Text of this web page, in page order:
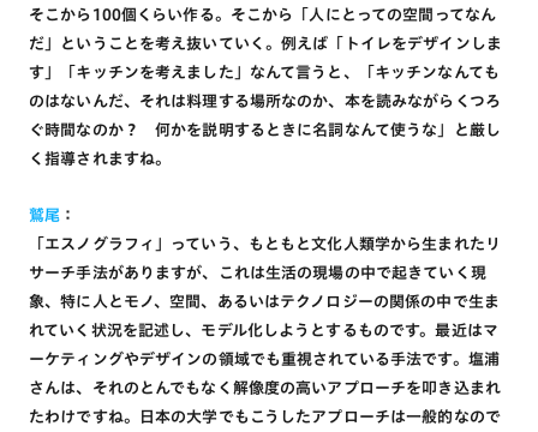
そこから100個くらい作る。そこから「人にとっての空間ってなん
だ」ということを考え抜いていく。例えば「トイレをデザインしま
す」「キッチンを考えました」なんて言うと、「キッチンなんても
のはないんだ、それは料理する場所なのか、本を読みながらくつろ
ぐ時間なのか？ 何かを説明するときに名詞なんて使うな」と厳し
く指導されますね。
鷲尾 ：
「エスノグラフィ」っていう、もともと文化人類学から生まれたリ
サーチ手法がありますが、これは生活の現場の中で起きていく現
象、特に人とモノ、空間、あるいはテクノロジーの関係の中で生ま
れていく状況を記述し、モデル化しようとするものです。最近はマ
ーケティングやデザインの領域でも重視されている手法です。塩浦
さんは、それのとんでもなく解像度の高いアプローチを叩き込まれ
たわけですね。日本の大学でもこうしたアプローチは一般的なので